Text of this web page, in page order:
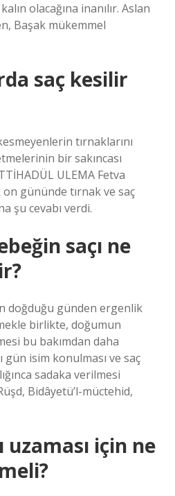
olacağına inanılır. Aslan
Başak mükemmel
saç kesilir
tırnaklarını
bir sakıncası
ULEMA Fetva
on gününde tırnak ve saç
şu cevabı verdi.
saçı ne
doğduğu günden ergenlik
birlikte, doğumun
bu bakımdan daha
gün isim konulması ve saç
sadaka verilmesi
Bidâyetü’l-müctehid,
uzaması için ne